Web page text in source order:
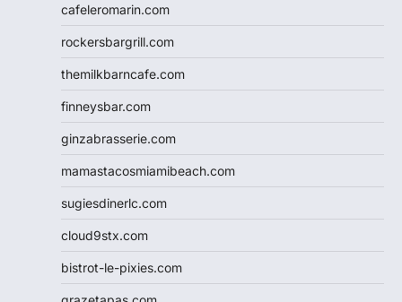
cafeleromarin.com
rockersbargrill.com
themilkbarncafe.com
finneysbar.com
ginzabrasserie.com
mamastacosmiamibeach.com
sugiesdinerlc.com
cloud9stx.com
bistrot-le-pixies.com